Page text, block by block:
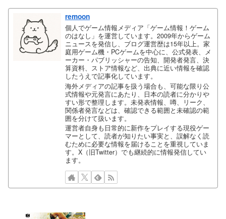
remoon
個人でゲーム情報メディア「ゲーム情報！ゲーム
のはなし」を運営しています。2009年からゲーム
ニュースを発信し、ブログ運営歴は15年以上。家
庭用ゲーム機・PCゲームを中心に、公式発表、メ
ーカー・パブリッシャーの告知、開発者発言、決
算資料、ストア情報など、出典に近い情報を確認
したうえで記事化しています。
海外メディアの記事を扱う場合も、可能な限り公
式情報や元発言にあたり、日本の読者に分かりや
すい形で整理します。未発表情報、噂、リーク、
関係者発言などは、確認できる範囲と未確認の範
囲を分けて扱います。
運営者自身も日常的に新作をプレイする現役ゲー
マーとして、読者が知りたい事実と、誤解なく読
むために必要な情報を届けることを重視していま
す。X（旧Twitter）でも継続的に情報発信してい
ます。